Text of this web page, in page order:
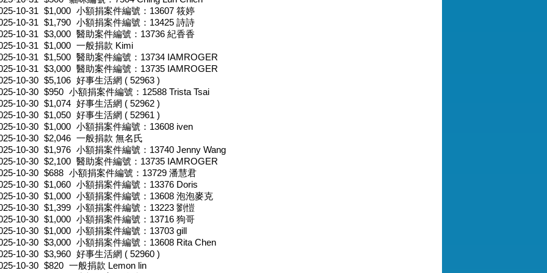
10-31 $1,000 小額捐案件編號：13607 筱婷
10-31 $1,790 小額捐案件編號：13425 詩詩
10-31 $3,000 醫助案件編號：13736 紀香香
10-31 $1,000 一般捐款 Kimi
10-31 $1,500 醫助案件編號：13734 IAMROGER
10-31 $3,000 醫助案件編號：13735 IAMROGER
10-30 $5,106 好事生活網 ( 52963 )
10-30 $950 小額捐案件編號：12588 Trista Tsai
10-30 $1,074 好事生活網 ( 52962 )
10-30 $1,050 好事生活網 ( 52961 )
10-30 $1,000 小額捐案件編號：13608 iven
10-30 $2,046 一般捐款 無名氏
10-30 $1,976 小額捐案件編號：13740 Jenny Wang
10-30 $2,100 醫助案件編號：13735 IAMROGER
10-30 $688 小額捐案件編號：13729 潘慧君
10-30 $1,060 小額捐案件編號：13376 Doris
10-30 $1,000 小額捐案件編號：13608 泡泡麥克
10-30 $1,399 小額捐案件編號：13223 劉愷
10-30 $1,000 小額捐案件編號：13716 狗哥
10-30 $1,000 小額捐案件編號：13703 gill
10-30 $3,000 小額捐案件編號：13608 Rita Chen
10-30 $3,960 好事生活網 ( 52960 )
10-30 $820 一般捐款 Lemon lin